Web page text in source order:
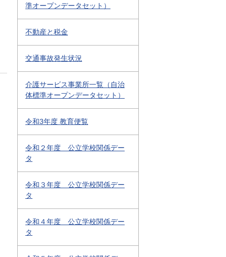
準オープンデータセット）
不動産と税金
交通事故発生状況
介護サービス事業所一覧（自治
体標準オープンデータセット）
令和3年度 教育便覧
令和２年度 公立学校関係デー
タ
令和３年度 公立学校関係デー
タ
令和４年度 公立学校関係デー
タ